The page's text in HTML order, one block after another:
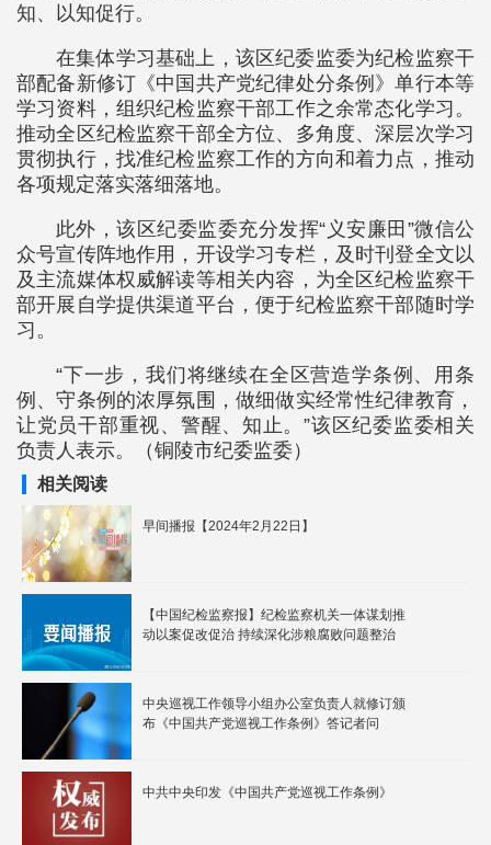
知、以知促行。
在集体学习基础上，该区纪委监委为纪检监察干
部配备新修订《中国共产党纪律处分条例》单行本等
学习资料，组织纪检监察干部工作之余常态化学习。
推动全区纪检监察干部全方位、多角度、深层次学习
贯彻执行，找准纪检监察工作的方向和着力点，推动
各项规定落实落细落地。
此外，该区纪委监委充分发挥“义安廉田”微信公
众号宣传阵地作用，开设学习专栏，及时刊登全文以
及主流媒体权威解读等相关内容，为全区纪检监察干
部开展自学提供渠道平台，便于纪检监察干部随时学
习。
“下一步，我们将继续在全区营造学条例、用条
例、守条例的浓厚氛围，做细做实经常性纪律教育，
让党员干部重视、警醒、知止。”该区纪委监委相关
负责人表示。（铜陵市纪委监委）
相关阅读
早间播报【2024年2月22日】
【中国纪检监察报】纪检监察机关一体谋划推
动以案促改促治 持续深化涉粮腐败问题整治
中央巡视工作领导小组办公室负责人就修订颁
布《中国共产党巡视工作条例》答记者问
中共中央印发《中国共产党巡视工作条例》